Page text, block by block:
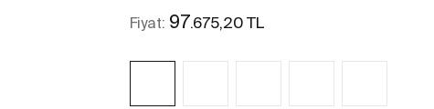
Fiyat: 97 .675,20 TL